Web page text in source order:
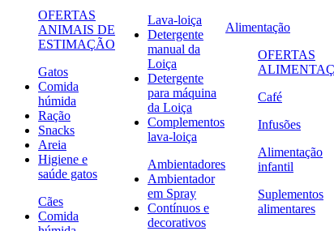
OFERTAS
ANIMAIS DE
ESTIMAÇÃO
Gatos
Comida
húmida
Ração
Snacks
Areia
Higiene e
saúde gatos
Cães
Comida
Lava-loiça
Detergente
manual da
Loiça
Detergente
para máquina
da Loiça
Complementos
lava-loiça
Ambientadores
Ambientador
em Spray
Contínuos e
decorativos
Alimentação
OFERTAS
Café
Infusões
Alimentação
infantil
Suplementos
alimentares